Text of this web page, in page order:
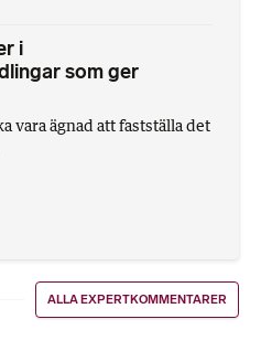
i
som ger
vara ägnad att fastställa det
ALLA EXPERTKOMMENTARER